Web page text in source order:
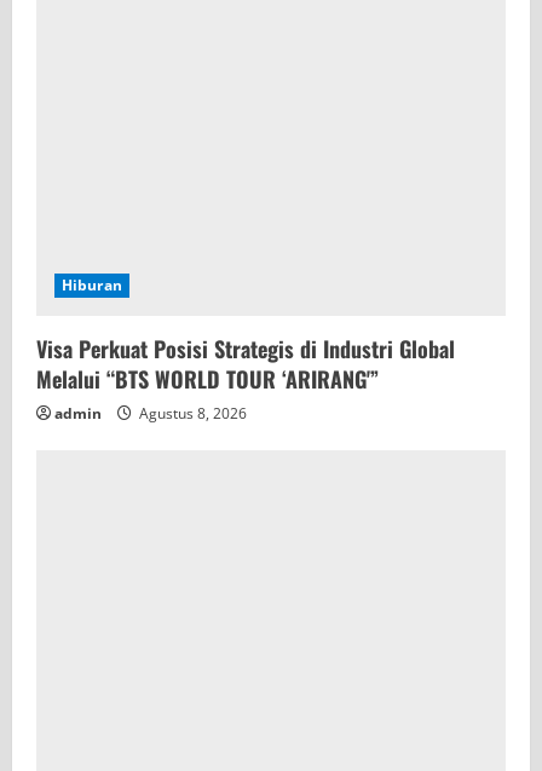
Hiburan
Visa Perkuat Posisi Strategis di Industri Global
Melalui “BTS WORLD TOUR ‘ARIRANG'”
admin Agustus 8, 2026